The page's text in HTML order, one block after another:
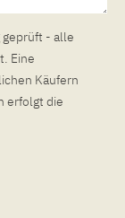
- alle
Eine
Käufern
erfolgt die